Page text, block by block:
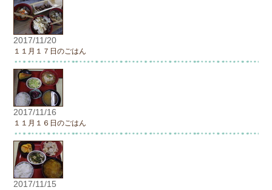
2017/11/20
１１月１７日のごはん
2017/11/16
１１月１６日のごはん
2017/11/15